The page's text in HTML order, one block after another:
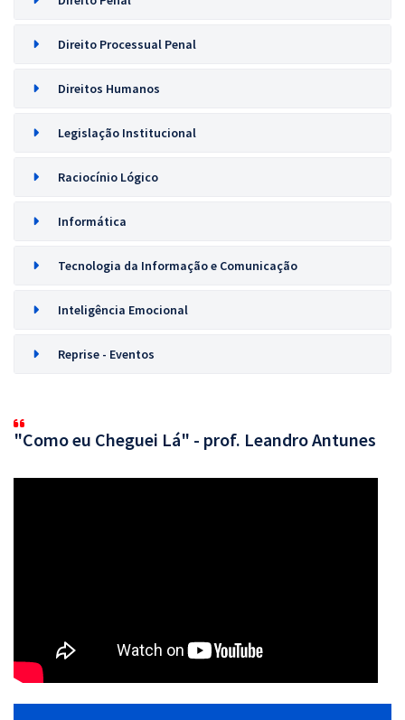
Direito Processual Penal
Direitos Humanos
Legislação Institucional
Raciocínio Lógico
Informática
Tecnologia da Informação e Comunicação
Inteligência Emocional
Reprise - Eventos
"Como eu Cheguei Lá" - prof. Leandro Antunes